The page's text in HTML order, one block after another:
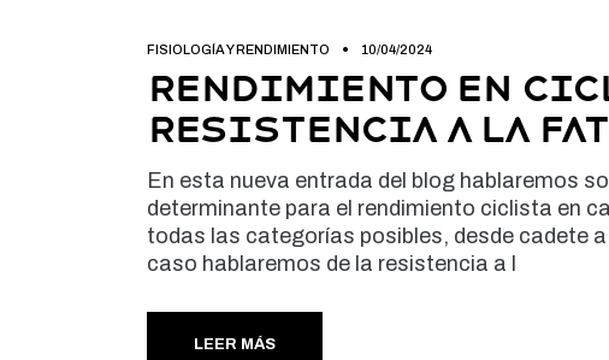
FISIOLOGÍA Y RENDIMIENTO 10/04/2024
Rendimiento en
Resistencia a la
En esta nueva entrada del blog hablaremos
determinante para el rendimiento ciclista en
todas las categorías posibles, desde cadete
caso hablaremos de la resistencia a l
LEER MÁS